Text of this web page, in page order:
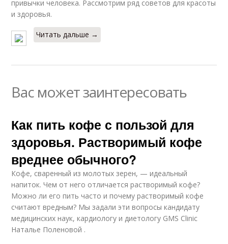
привычки человека. Рассмотрим ряд советов для красоты
и здоровья.
Читать дальше →
Вас может заинтересовать
Как пить кофе с пользой для
здоровья. Растворимый кофе
вреднее обычного?
Кофе, сваренный из молотых зерен, — идеальный
напиток. Чем от него отличается растворимый кофе?
Можно ли его пить часто и почему растворимый кофе
считают вредным? Мы задали эти вопросы кандидату
медицинских наук, кардиологу и диетологу GMS Clinic
Наталье Поленовой .